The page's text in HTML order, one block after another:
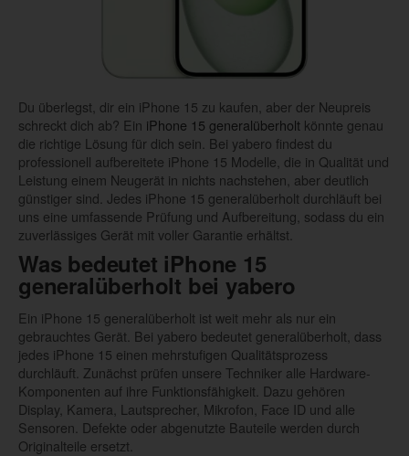
Du überlegst, dir ein iPhone 15 zu kaufen, aber der Neupreis
schreckt dich ab? Ein iPhone 15 generalüberholt könnte genau
die richtige Lösung für dich sein. Bei yabero findest du
professionell aufbereitete iPhone 15 Modelle, die in Qualität und
Leistung einem Neugerät in nichts nachstehen, aber deutlich
günstiger sind. Jedes iPhone 15 generalüberholt durchläuft bei
uns eine umfassende Prüfung und Aufbereitung, sodass du ein
zuverlässiges Gerät mit voller Garantie erhältst.
Was bedeutet iPhone 15
generalüberholt bei yabero
Ein iPhone 15 generalüberholt ist weit mehr als nur ein
gebrauchtes Gerät. Bei yabero bedeutet generalüberholt, dass
jedes iPhone 15 einen mehrstufigen Qualitätsprozess
durchläuft. Zunächst prüfen unsere Techniker alle Hardware-
Komponenten auf ihre Funktionsfähigkeit. Dazu gehören
Display, Kamera, Lautsprecher, Mikrofon, Face ID und alle
Sensoren. Defekte oder abgenutzte Bauteile werden durch
Originalteile ersetzt.